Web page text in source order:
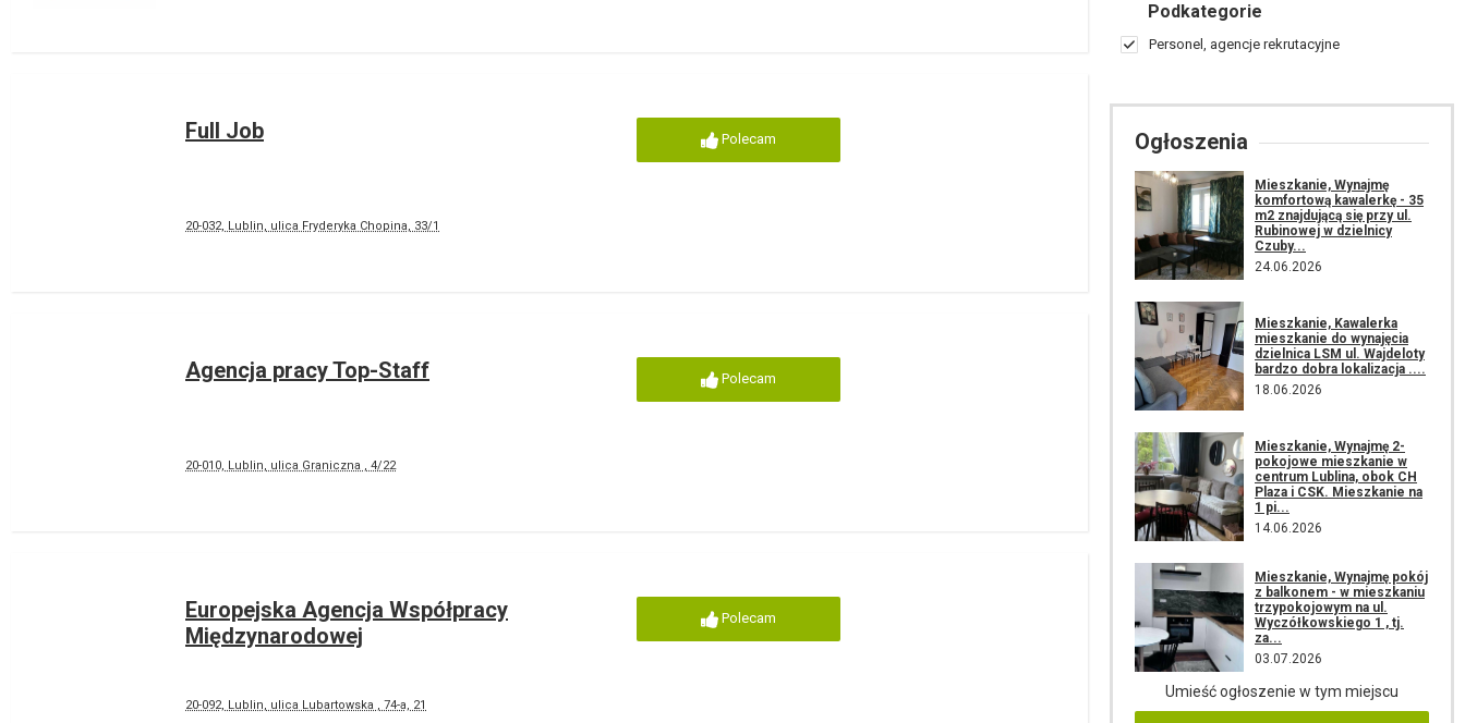
Full Job
20-032, Lublin, ulica Fryderyka Chopina, 33/1
Polecam
Agencja pracy Top-Staff
20-010, Lublin, ulica Graniczna , 4/22
Polecam
Europejska Agencja Współpracy
Międzynarodowej
20-092, Lublin, ulica Lubartowska , 74-а, 21
Polecam
Podkategorie
Personel, agencje rekrutacyjne
Ogłoszenia
Mieszkanie, Wynajmę
komfortową kawalerkę - 35
m2 znajdującą się przy ul.
Rubinowej w dzielnicy
Czuby...
24.06.2026
Mieszkanie, Kawalerka
mieszkanie do wynajęcia
dzielnica LSM ul. Wajdeloty
bardzo dobra lokalizacja ....
18.06.2026
Mieszkanie, Wynajmę 2-
pokojowe mieszkanie w
centrum Lublina, obok CH
Plaza i CSK. Mieszkanie na
1 pi...
14.06.2026
Mieszkanie, Wynajmę pokój
z balkonem - w mieszkaniu
trzypokojowym na ul.
Wyczółkowskiego 1 , tj.
za...
03.07.2026
Umieść ogłoszenie w tym miejscu